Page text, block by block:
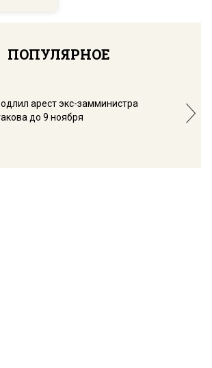
ПОПУЛЯРНОЕ
арест экс-замминистра
до 9 ноября